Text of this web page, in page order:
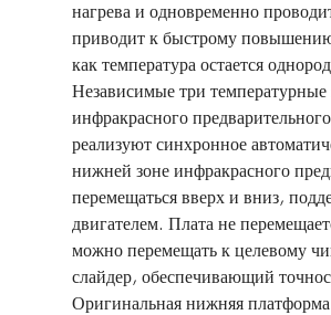
нагрева и одновременно
приводит к быстрому
как температура остается
Независимые три температурные
инфракрасного
реализуют синхронное
нижней зоне инфракрасного
перемещаться вверх и вниз,
двигателем. Плата не
можно перемещать к целевому
слайдер, обеспечивающий
Оригинальная нижняя платформа